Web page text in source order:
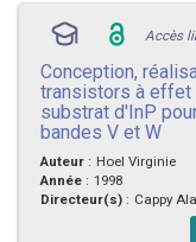
Accès
Conception,
transistors à effet
substrat d'InP
bandes V et W
Auteur : Hoel Virginie
Année : 1998
Directeur(s) : Cappy